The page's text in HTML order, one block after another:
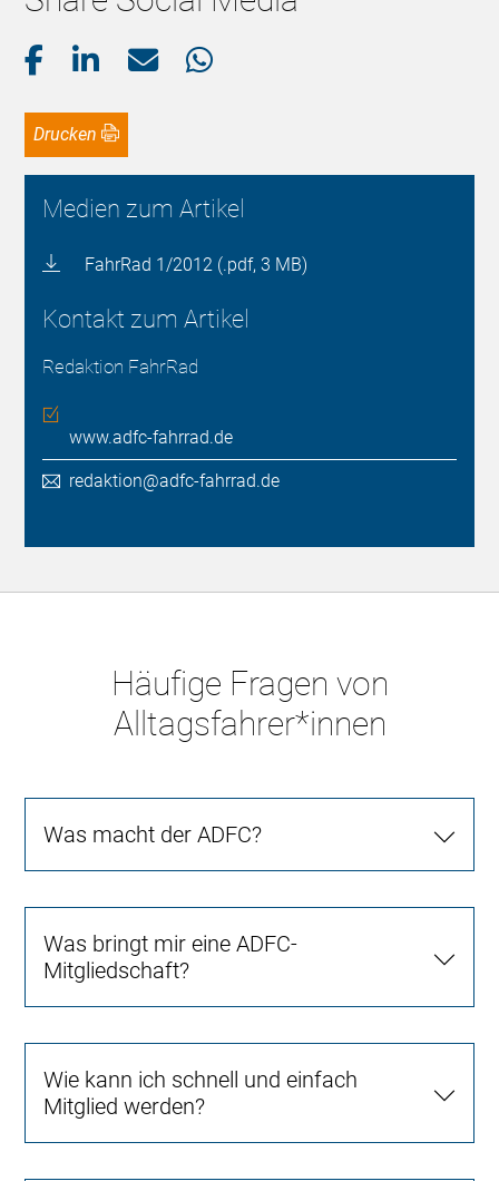
Drucken
Medien zum Artikel
FahrRad 1/2012 (.pdf, 3 MB)
Kontakt zum Artikel
Redaktion FahrRad
www.adfc-fahrrad.de
redaktion@adfc-fahrrad.de
Häufige Fragen von
Alltagsfahrer*innen
Was macht der ADFC?
Was bringt mir eine ADFC-
Mitgliedschaft?
Wie kann ich schnell und einfach
Mitglied werden?